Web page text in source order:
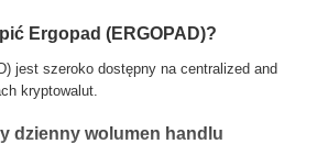
Ergopad (ERGOPAD)?
jest szeroko dostępny na centralized and
kryptowalut.
dzienny wolumen handlu